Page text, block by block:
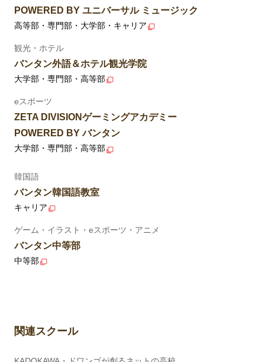
POWERED BY ユニバーサル ミュージック
高等部・専門部・大学部・キャリア
観光・ホテル
バンタン外語＆ホテル観光学院
大学部・専門部・高等部
eスポーツ
ZETA DIVISIONゲーミングアカデミー
POWERED BY バンタン
大学部・専門部・高等部
韓国語
バンタン韓国語教室
キャリア
ゲーム・イラスト・eスポーツ・アニメ
バンタン中等部
中等部
関連スクール